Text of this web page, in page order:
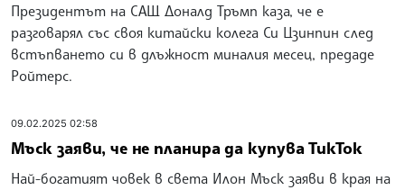
Президентът на САЩ Доналд Тръмп каза, че е
разговарял със своя китайски колега Си Цзинпин след
встъпването си в длъжност миналия месец, предаде
Ройтерс.
09.02.2025 02:58
Мъск заяви, че не планира да купува ТикТок
Най-богатият човек в света Илон Мъск заяви в края на